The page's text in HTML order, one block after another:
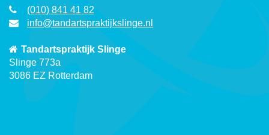
(010) 841 41 82
info@tandartspraktijkslinge.nl
Tandartspraktijk Slinge
Slinge 773a
3086 EZ Rotterdam